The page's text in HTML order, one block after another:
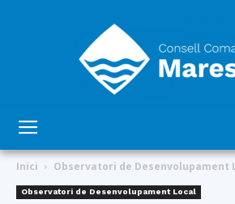
Inici Observatori de Desenvolupament
Observatori de Desenvolupament Local